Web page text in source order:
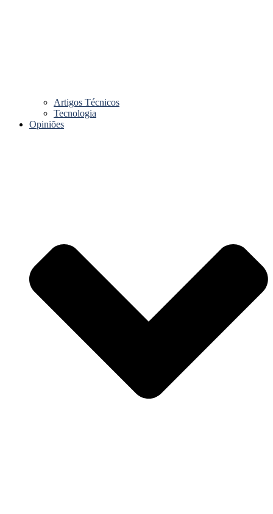
Artigos Técnicos
Tecnologia
Opiniões